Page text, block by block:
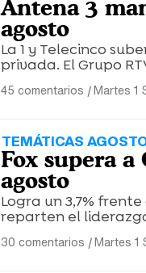
Antena 3
agosto
La 1 y Telecinco
privada. El Grupo
45 comentarios |Martes 1
TEMÁTICAS
Fox supera
agosto
Logra un 3,7%
reparten el
30 comentarios |Martes 1